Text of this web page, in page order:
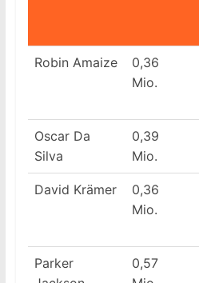
Robin Amaize
0,36
Mio.
Oscar Da
Silva
0,39
Mio.
David Krämer
0,36
Mio.
Parker
0,57